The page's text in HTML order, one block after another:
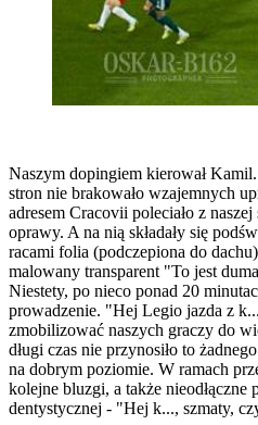
Naszym dopingiem kierował
stron nie brakowało wzajemnych
adresem Cracovii poleciało z
oprawy. A na nią składały się
racami folia (podczepiona do
malowany transparent "To jest
Niestety, po nieco ponad 20
prowadzenie. "Hej Legio jazda z
zmobilizować naszych graczy do
długi czas nie przynosiło to
na dobrym poziomie. W ramach
kolejne bluzgi, a także
dentystycznej - "Hej k..., szmaty,